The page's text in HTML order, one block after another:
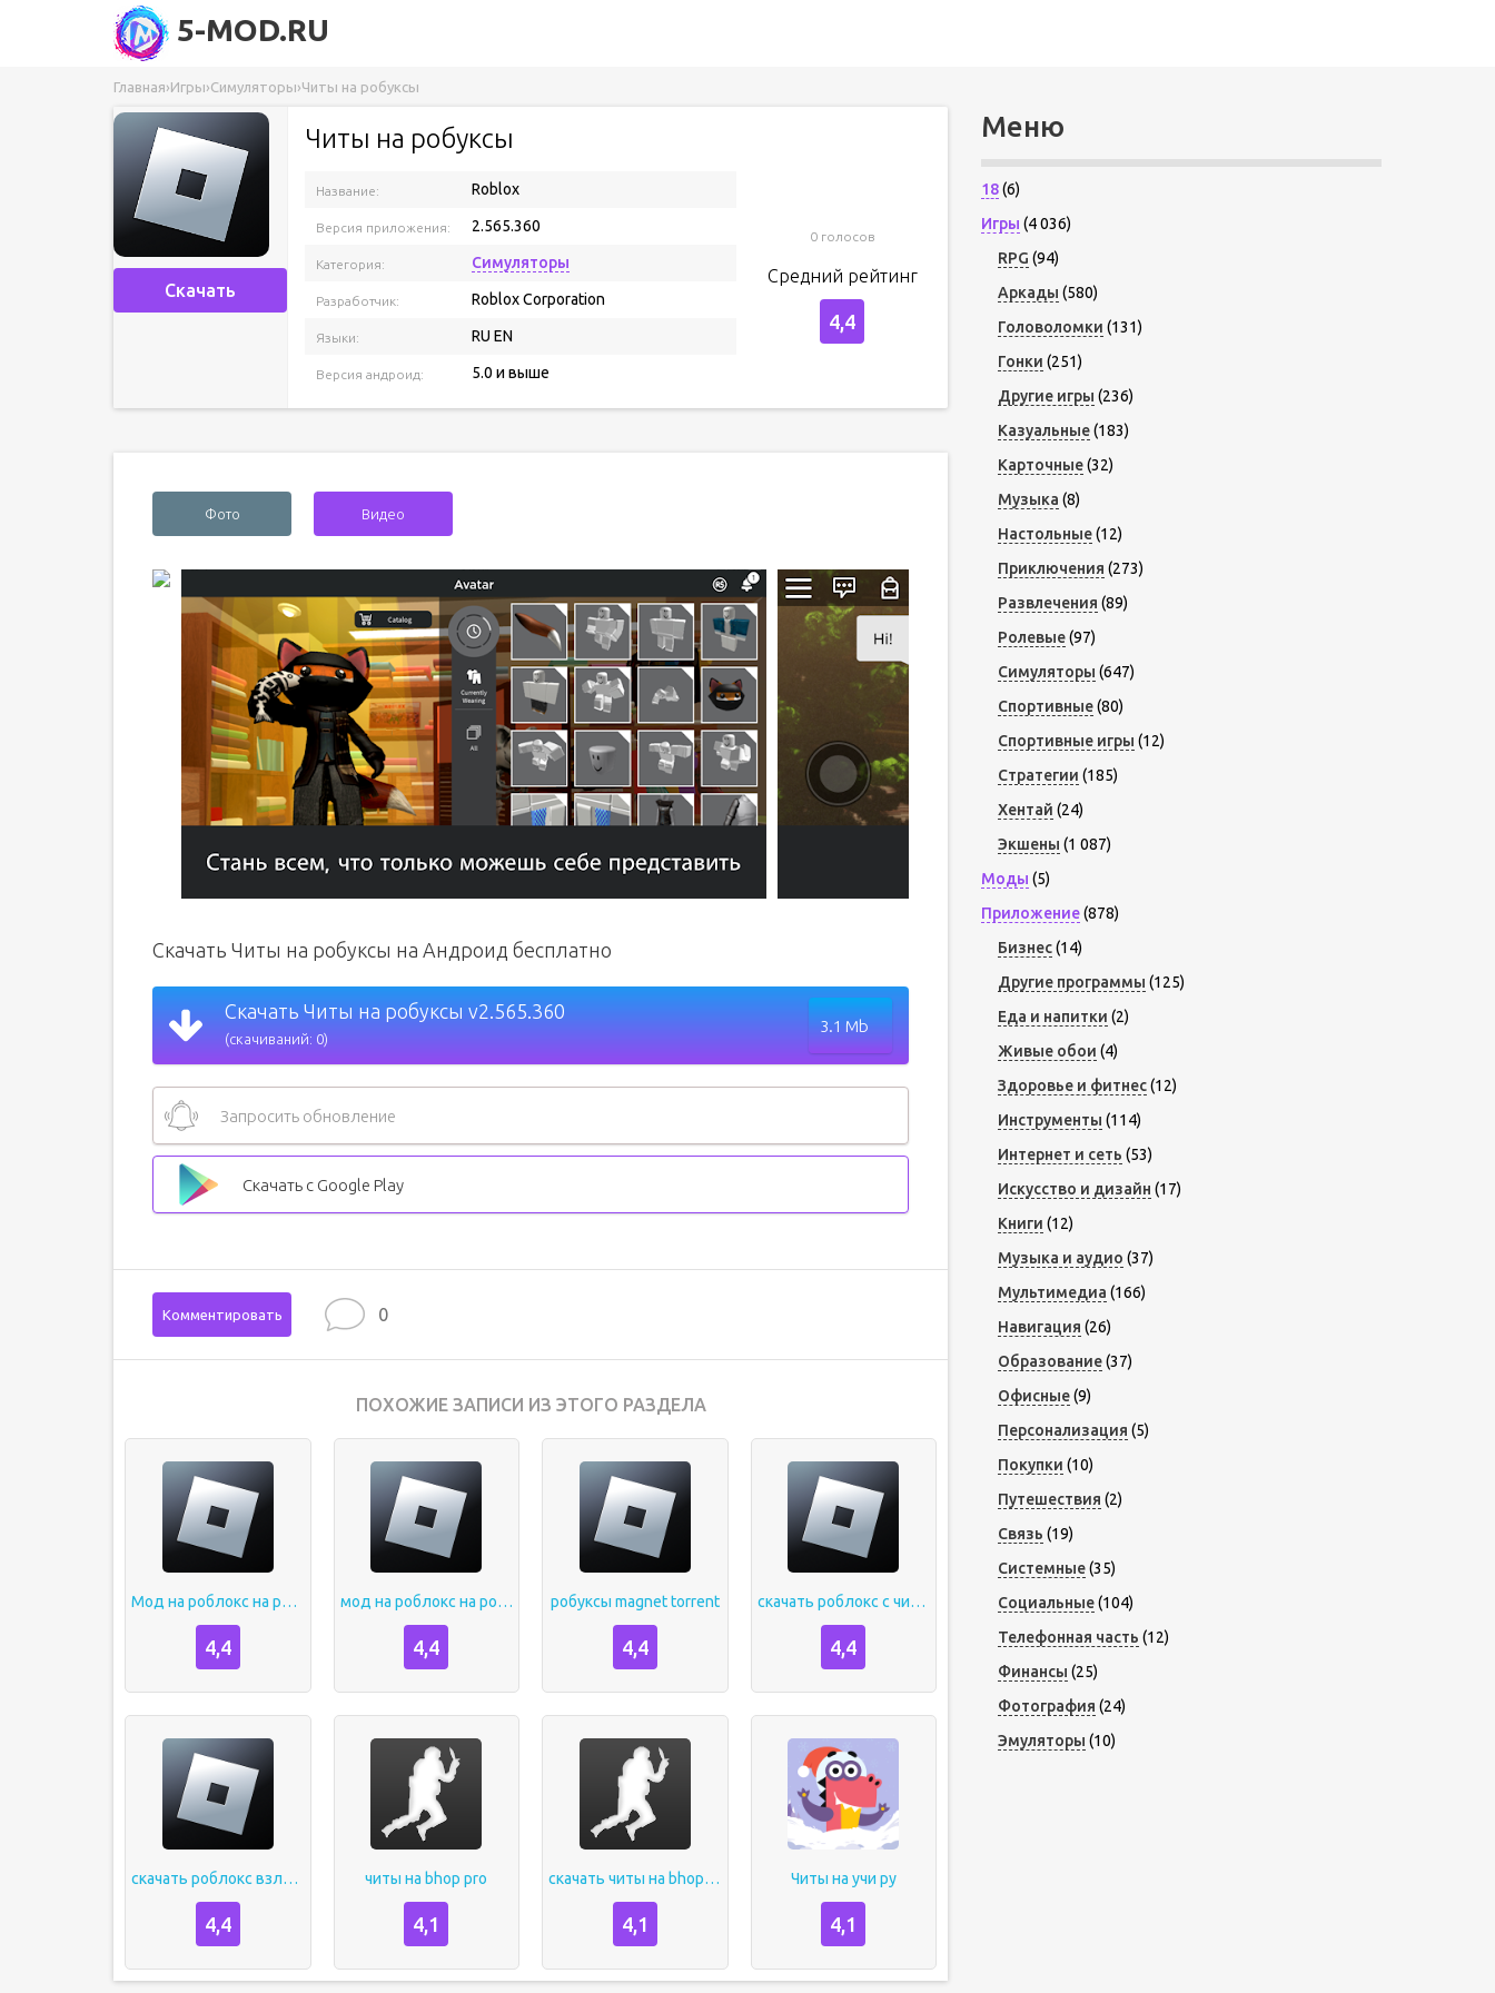
5-MOD.RU
Главная›Игры›Симуляторы›Читы на робуксы
Скачать
Читы на робуксы
Название: Roblox
Версия приложения: 2.565.360
Категория: Симуляторы
Разработчик: Roblox Corporation
Языки: RU EN
Версия андроид: 5.0 и выше
0 голосов
Средний рейтинг
4,4
Фото Видео
Скачать Читы на робуксы на Андроид бесплатно
Скачать Читы на робуксы v2.565.360
(скачиваний: 0)
3.1 Mb
Запросить обновление
Скачать с Google Play
Комментировать 0
ПОХОЖИЕ ЗАПИСИ ИЗ ЭТОГО РАЗДЕЛА
Мод на роблокс на робуксы
4,4
мод на роблокс на робуксы
4,4
робуксы magnet torrent
4,4
скачать роблокс с читами на робуксы
4,4
скачать роблокс взлом на робуксы
4,4
читы на bhop pro
4,1
скачать читы на bhop pro
4,1
Читы на учи ру
4,1
Меню
18(6)
Игры (4 036)
RPG (94)
Аркады (580)
Головоломки (131)
Гонки (251)
Другие игры (236)
Казуальные(183)
Карточные(32)
Музыка (8)
Настольные(12)
Приключения (273)
Развлечения (89)
Ролевые(97)
Симуляторы (647)
Спортивные(80)
Спортивные игры (12)
Стратегии (185)
Хентай (24)
Экшены (1 087)
Моды (5)
Приложение(878)
Бизнес(14)
Другие программы (125)
Еда и напитки (2)
Живые обои (4)
Здоровье и фитнес(12)
Инструменты (114)
Интернет и сеть (53)
Искусство и дизайн (17)
Книги (12)
Музыка и аудио (37)
Мультимедиа (166)
Навигация (26)
Образование(37)
Офисные(9)
Персонализация (5)
Покупки (10)
Путешествия (2)
Связь (19)
Системные(35)
Социальные(104)
Телефонная часть (12)
Финансы (25)
Фотография (24)
Эмуляторы (10)